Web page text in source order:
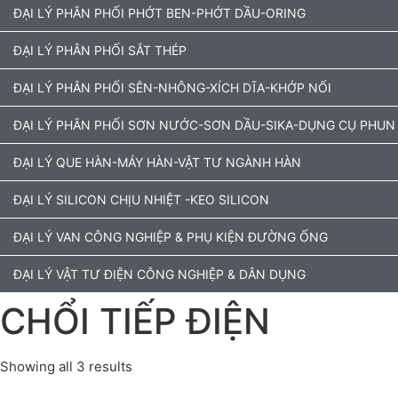
ĐẠI LÝ PHÂN PHỐI PHỚT BEN-PHỚT DẦU-ORING
ĐẠI LÝ PHÂN PHỐI SẮT THÉP
ĐẠI LÝ PHÂN PHỐI SÊN-NHÔNG-XÍCH DĨA-KHỚP NỐI
ĐẠI LÝ PHÂN PHỐI SƠN NƯỚC-SƠN DẦU-SIKA-DỤNG CỤ
ĐẠI LÝ QUE HÀN-MÁY HÀN-VẬT TƯ NGÀNH HÀN
ĐẠI LÝ SILICON CHỊU NHIỆT -KEO SILICON
ĐẠI LÝ VAN CÔNG NGHIỆP & PHỤ KIỆN ĐƯỜNG ỐNG
ĐẠI LÝ VẬT TƯ ĐIỆN CÔNG NGHIỆP & DÂN DỤNG
CHỔI TIẾP ĐIỆN
Showing all 3 results